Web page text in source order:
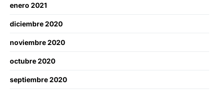
enero 2021
diciembre 2020
noviembre 2020
octubre 2020
septiembre 2020